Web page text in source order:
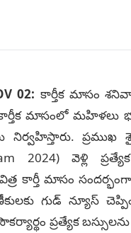
02: కార్తీక మాసం
మాసంలో మహిళలు
ప్రముఖ
2024) వెళ్లి
కార్తీ మాసం
గుడ్ న్యూస్
ప్రత్యేక బస్సులను